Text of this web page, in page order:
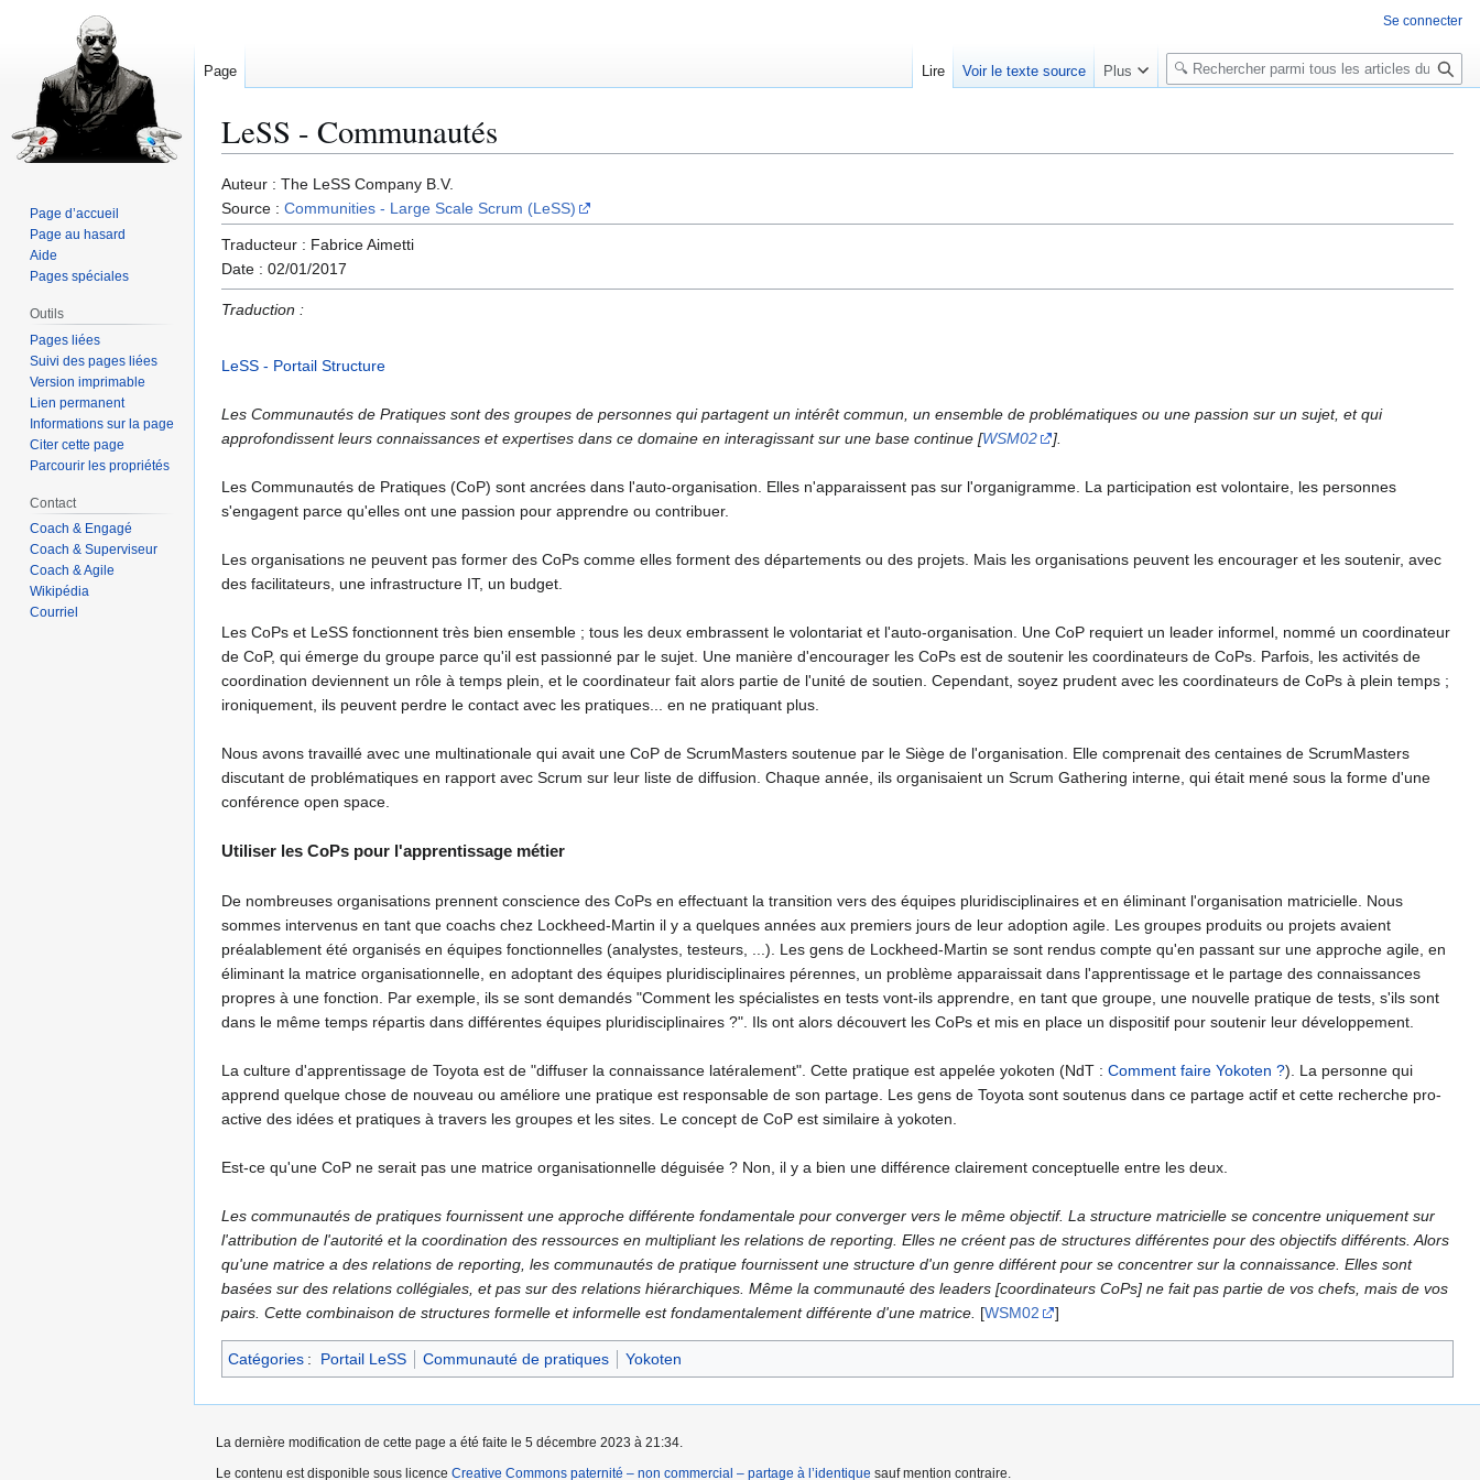
LeSS - Communautés
Aller
à
navigation
Aller
à
recherche
Auteur : The LeSS Company B.V.
Source : Communities - Large Scale Scrum (LeSS)
Traducteur : Fabrice Aimetti
Date : 02/01/2017
Traduction :
LeSS - Portail Structure
Les Communautés de Pratiques sont des groupes de personnes qui partagent un intérêt commun, un ensemble de problématiques ou une passion sur un sujet, et qui
approfondissent leurs connaissances et expertises dans ce domaine en interagissant sur une base continue [WSM02 ].
Les Communautés de Pratiques (CoP) sont ancrées dans l'auto-organisation. Elles n'apparaissent pas sur l'organigramme. La participation est volontaire, les personnes
s'engagent parce qu'elles ont une passion pour apprendre ou contribuer.
Les organisations ne peuvent pas former des CoPs comme elles forment des départements ou des projets. Mais les organisations peuvent les encourager et les soutenir, avec
des facilitateurs, une infrastructure IT, un budget.
Les CoPs et LeSS fonctionnent très bien ensemble ; tous les deux embrassent le volontariat et l'auto-organisation. Une CoP requiert un leader informel, nommé un coordinateur
de CoP, qui émerge du groupe parce qu'il est passionné par le sujet. Une manière d'encourager les CoPs est de soutenir les coordinateurs de CoPs. Parfois, les activités de
coordination deviennent un rôle à temps plein, et le coordinateur fait alors partie de l'unité de soutien. Cependant, soyez prudent avec les coordinateurs de CoPs à plein temps ;
ironiquement, ils peuvent perdre le contact avec les pratiques... en ne pratiquant plus.
Nous avons travaillé avec une multinationale qui avait une CoP de ScrumMasters soutenue par le Siège de l'organisation. Elle comprenait des centaines de ScrumMasters
discutant de problématiques en rapport avec Scrum sur leur liste de diffusion. Chaque année, ils organisaient un Scrum Gathering interne, qui était mené sous la forme d'une
conférence open space.
Utiliser les CoPs pour l'apprentissage métier
De nombreuses organisations prennent conscience des CoPs en effectuant la transition vers des équipes pluridisciplinaires et en éliminant l'organisation matricielle. Nous
sommes intervenus en tant que coachs chez Lockheed-Martin il y a quelques années aux premiers jours de leur adoption agile. Les groupes produits ou projets avaient
préalablement été organisés en équipes fonctionnelles (analystes, testeurs, ...). Les gens de Lockheed-Martin se sont rendus compte qu'en passant sur une approche agile, en
éliminant la matrice organisationnelle, en adoptant des équipes pluridisciplinaires pérennes, un problème apparaissait dans l'apprentissage et le partage des connaissances
propres à une fonction. Par exemple, ils se sont demandés "Comment les spécialistes en tests vont-ils apprendre, en tant que groupe, une nouvelle pratique de tests, s'ils sont
dans le même temps répartis dans différentes équipes pluridisciplinaires ?". Ils ont alors découvert les CoPs et mis en place un dispositif pour soutenir leur développement.
La culture d'apprentissage de Toyota est de "diffuser la connaissance latéralement". Cette pratique est appelée yokoten (NdT : Comment faire Yokoten ?). La personne qui
apprend quelque chose de nouveau ou améliore une pratique est responsable de son partage. Les gens de Toyota sont soutenus dans ce partage actif et cette recherche pro-
active des idées et pratiques à travers les groupes et les sites. Le concept de CoP est similaire à yokoten.
Est-ce qu'une CoP ne serait pas une matrice organisationnelle déguisée ? Non, il y a bien une différence clairement conceptuelle entre les deux.
Les communautés de pratiques fournissent une approche différente fondamentale pour converger vers le même objectif. La structure matricielle se concentre uniquement sur
l'attribution de l'autorité et la coordination des ressources en multipliant les relations de reporting. Elles ne créent pas de structures différentes pour des objectifs différents. Alors
qu'une matrice a des relations de reporting, les communautés de pratique fournissent une structure d'un genre différent pour se concentrer sur la connaissance. Elles sont
basées sur des relations collégiales, et pas sur des relations hiérarchiques. Même la communauté des leaders [coordinateurs CoPs] ne fait pas partie de vos chefs, mais de vos
pairs. Cette combinaison de structures formelle et informelle est fondamentalement différente d'une matrice. [WSM02 ]
Catégories : Portail LeSS Communauté de pratiques Yokoten
Se connecter
Page Lire Voir le texte source Plus
R
e
e
r
Page d’accueil
Page au hasard
Aide
Pages spéciales
Outils
Pages liées
Suivi des pages liées
Version imprimable
Lien permanent
Informations sur la page
Citer cette page
Parcourir les propriétés
Contact
Coach & Engagé
Coach & Superviseur
Coach & Agile
Wikipédia
Courriel
La dernière modification de cette page a été faite le 5 décembre 2023 à 21:34.
Le contenu est disponible sous licence Creative Commons paternité – non commercial – partage à l’identique sauf mention contraire.